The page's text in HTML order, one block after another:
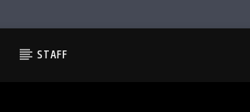
STAFF